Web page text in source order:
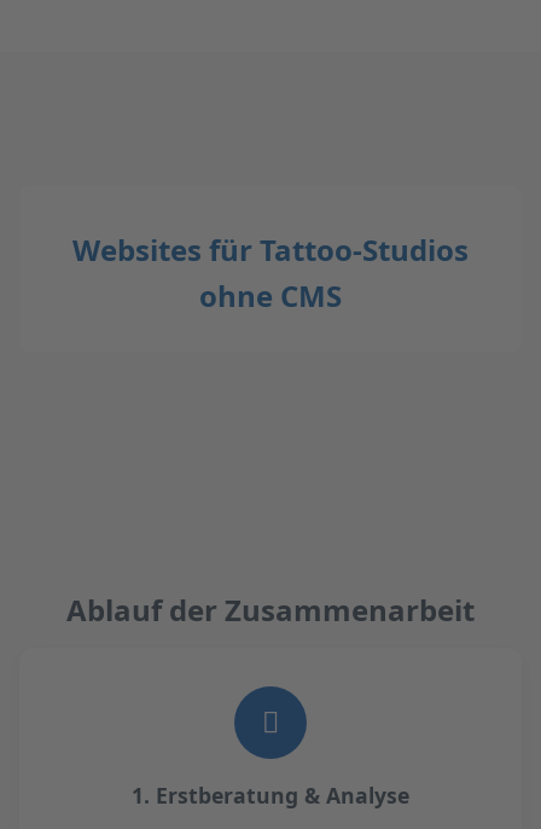
Websites für Tattoo-Studios
ohne CMS
Ablauf der Zusammenarbeit
1. Erstberatung & Analyse